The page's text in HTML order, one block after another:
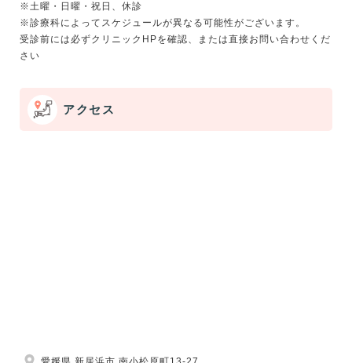
※土曜・日曜・祝日、休診
※診療科によってスケジュールが異なる可能性がございます。
受診前には必ずクリニックHPを確認、または直接お問い合わせくだ
アクセス